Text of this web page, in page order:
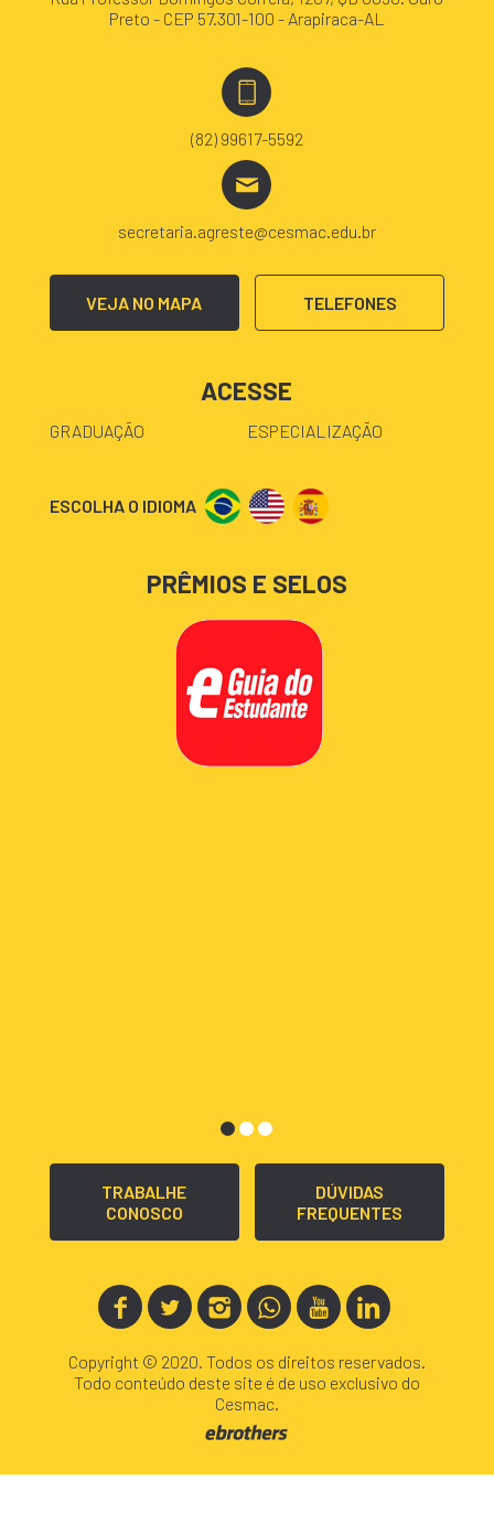
Preto - CEP 57.301-100 - Arapiraca-AL
(82) 99617-5592
secretaria.agreste@cesmac.edu.br
VEJA NO MAPA TELEFONES
ACESSE
GRADUAÇÃO ESPECIALIZAÇÃO
ESCOLHA O IDIOMA
PRÊMIOS E SELOS
TRABALHE
CONOSCO
DÚVIDAS
FREQUENTES
Copyright © 2020. Todos os direitos reservados.
Todo conteúdo deste site é de uso exclusivo do
Cesmac.